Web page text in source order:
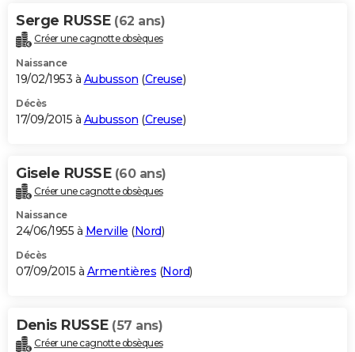
Serge RUSSE (62 ans)
Créer une cagnotte obsèques
Naissance
19/02/1953 à Aubusson (Creuse)
Décès
17/09/2015 à Aubusson (Creuse)
Gisele RUSSE (60 ans)
Créer une cagnotte obsèques
Naissance
24/06/1955 à Merville (Nord)
Décès
07/09/2015 à Armentières (Nord)
Denis RUSSE (57 ans)
Créer une cagnotte obsèques